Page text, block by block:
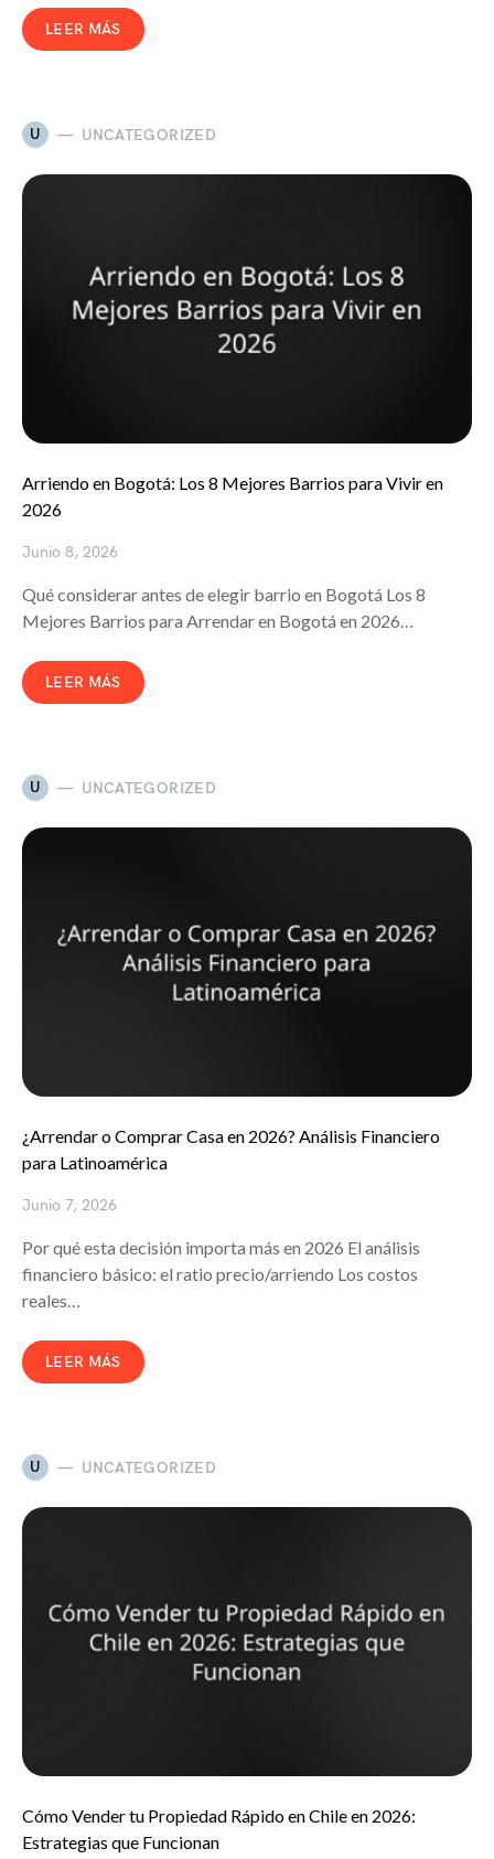
LEER MÁS
U UNCATEGORIZED
Arriendo en Bogotá: Los 8 Mejores Barrios para Vivir en
2026
Junio 8, 2026
Qué considerar antes de elegir barrio en Bogotá Los 8
Mejores Barrios para Arrendar en Bogotá en 2026…
LEER MÁS
U UNCATEGORIZED
¿Arrendar o Comprar Casa en 2026? Análisis Financiero
para Latinoamérica
Junio 7, 2026
Por qué esta decisión importa más en 2026 El análisis
financiero básico: el ratio precio/arriendo Los costos
reales…
LEER MÁS
U UNCATEGORIZED
Cómo Vender tu Propiedad Rápido en Chile en 2026:
Estrategias que Funcionan